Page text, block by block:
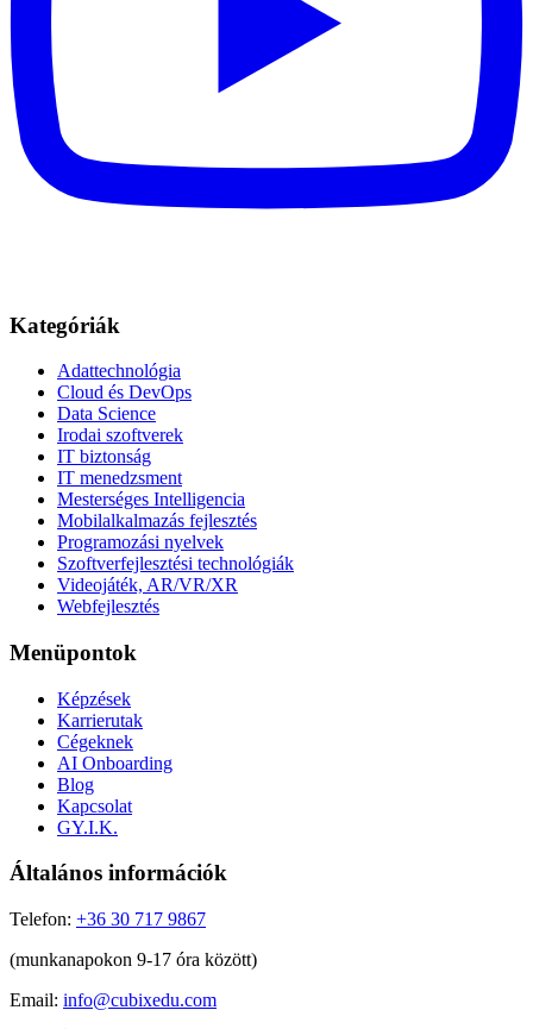
Kategóriák
Adattechnológia
Cloud és DevOps
Data Science
Irodai szoftverek
IT biztonság
IT menedzsment
Mesterséges Intelligencia
Mobilalkalmazás fejlesztés
Programozási nyelvek
Szoftverfejlesztési technológiák
Videojáték, AR/VR/XR
Webfejlesztés
Menüpontok
Képzések
Karrierutak
Cégeknek
AI Onboarding
Blog
Kapcsolat
GY.I.K.
Általános információk
Telefon: +36 30 717 9867
(munkanapokon 9-17 óra között)
Email: info@cubixedu.com